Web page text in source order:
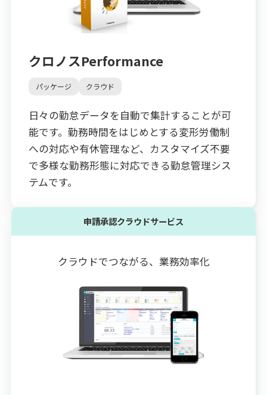
クロノスPerformance
パッケージ クラウド
日々の勤怠データを自動で集計することが可
能です。勤務時間をはじめとする変形労働制
への対応や有休管理など、カスタマイズ不要
で多様な勤務形態に対応できる勤怠管理シス
テムです。
申請承認クラウドサービス
クラウドでつながる、業務効率化